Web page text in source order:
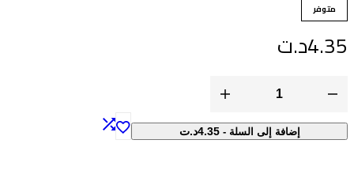
متوفر
د.ت
إضافة إلى السلة -
4.35د.ت